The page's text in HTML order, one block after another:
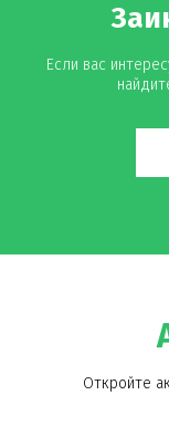
Если вас
Откройте